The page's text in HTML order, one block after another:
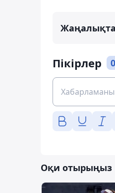
Пікірлер 0
Оқи отырыңыз